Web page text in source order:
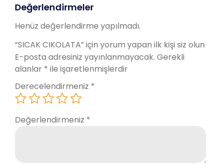
Değerlendirmeler
Henüz değerlendirme yapılmadı.
“SICAK CIKOLATA” için yorum yapan ilk kişi siz olun
E-posta adresiniz yayınlanmayacak. Gerekli
alanlar * ile işaretlenmişlerdir
Derecelendirmeniz *
Değerlendirmeniz *